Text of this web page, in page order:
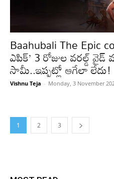
Baahubali The Epic
ఎపిక్’ 3 రోజుల వరల్డ్ వైడ్
సామీ..ఇప్పట్లో ఆగేలా లేదు!
Vishnu Teja - Monday, 3 November
1 2 3